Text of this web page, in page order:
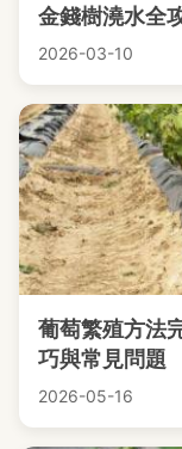
金錢樹澆水全
2026-03-10
葡萄繁殖方法
巧與常見問題
2026-05-16